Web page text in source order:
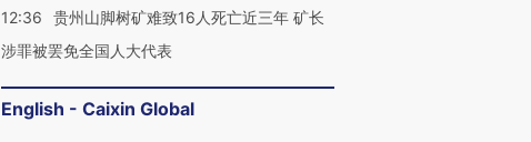
12:36
贵州山脚树矿难致16人死亡近三年 矿长
涉罪被罢免全国人大代表
English - Caixin Global